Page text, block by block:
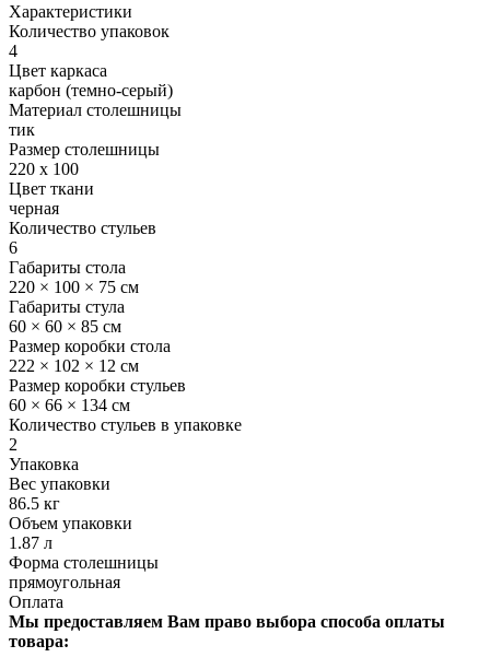
Характеристики
Количество упаковок
4
Цвет каркаса
карбон (темно-серый)
Материал столешницы
тик
Размер столешницы
220 x 100
Цвет ткани
черная
Количество стульев
6
Габариты стола
220 × 100 × 75 см
Габариты стула
60 × 60 × 85 см
Размер коробки стола
222 × 102 × 12 см
Размер коробки стульев
60 × 66 × 134 см
Количество стульев в упаковке
2
Упаковка
Вес упаковки
86.5 кг
Объем упаковки
1.87 л
Форма столешницы
прямоугольная
Оплата
Мы предоставляем Вам право выбора способа оплаты
товара: